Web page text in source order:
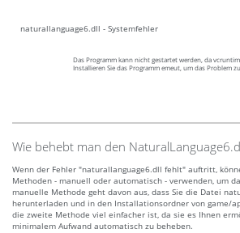
naturallanguage6.dll - Systemfehler
Das Programm kann nicht gestartet werden, da
Installieren Sie das Programm emeut, um das Problem
Wie behebt man den
Wenn der Fehler "naturallanguage6.dll fehlt" auftritt,
Methoden - manuell oder automatisch - verwenden, um
manuelle Methode geht davon aus, dass Sie die Datei
herunterladen und in den Installationsordner von game/
die zweite Methode viel einfacher ist, da sie es Ihnen
minimalem Aufwand automatisch zu beheben.